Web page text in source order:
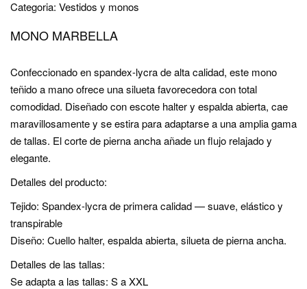
Categoria: Vestidos y monos
MONO MARBELLA
Confeccionado en spandex-lycra de alta calidad, este mono
teñido a mano ofrece una silueta favorecedora con total
comodidad. Diseñado con escote halter y espalda abierta, cae
maravillosamente y se estira para adaptarse a una amplia gama
de tallas. El corte de pierna ancha añade un flujo relajado y
elegante.
Detalles del producto:
Tejido: Spandex-lycra de primera calidad — suave, elástico y
transpirable
Diseño: Cuello halter, espalda abierta, silueta de pierna ancha.
Detalles de las tallas:
Se adapta a las tallas: S a XXL